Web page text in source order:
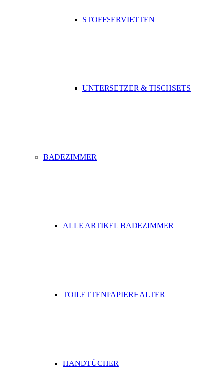
STOFFSERVIETTEN
UNTERSETZER & TISCHSETS
BADEZIMMER
ALLE ARTIKEL BADEZIMMER
TOILETTENPAPIERHALTER
HANDTÜCHER